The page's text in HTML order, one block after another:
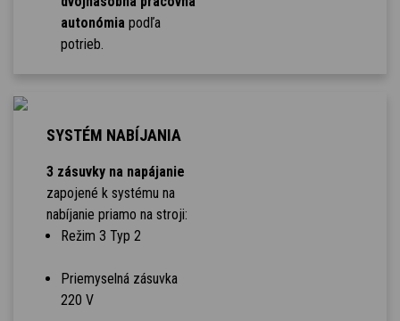
autonómia podľa
potrieb.
SYSTÉM NABÍJANIA
3 zásuvky na napájanie
zapojené k systému na
nabíjanie priamo na stroji:
Režim 3 Typ 2
Priemyselná zásuvka
220 V